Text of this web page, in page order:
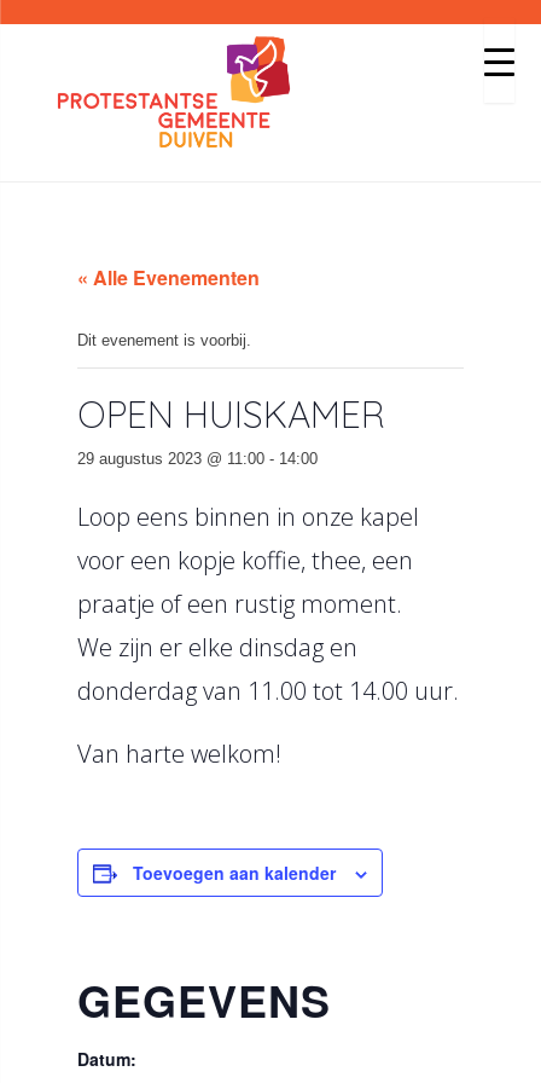
« Alle Evenementen
Dit evenement is voorbij.
OPEN HUISKAMER
29 augustus 2023 @ 11:00 - 14:00
Loop eens binnen in onze kapel
voor een kopje koffie, thee, een
praatje of een rustig moment.
We zijn er elke dinsdag en
donderdag van 11.00 tot 14.00 uur.
Van harte welkom!
Toevoegen aan kalender
GEGEVENS
Datum: